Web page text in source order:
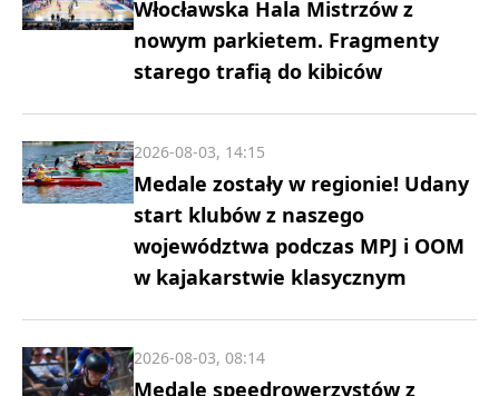
Włocławska Hala Mistrzów z
nowym parkietem. Fragmenty
starego trafią do kibiców
Medale zostały w regionie! Udany
start klubów z naszego
województwa podczas MPJ i OOM
w kajakarstwie klasycznym
2026-08-03, 14:15
Medale speedrowerzystów z
2026-08-03, 08:14